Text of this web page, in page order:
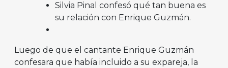
Silvia Pinal confesó qué tan buena es
su relación con Enrique Guzmán.
Luego de que el cantante Enrique Guzmán
confesara que había incluido a su expareja, la